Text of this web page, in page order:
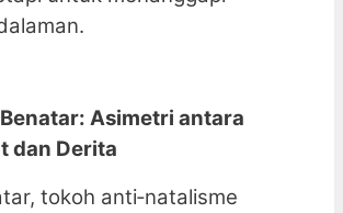
Asimetri antara
dan Derita
tokoh anti‑natalisme